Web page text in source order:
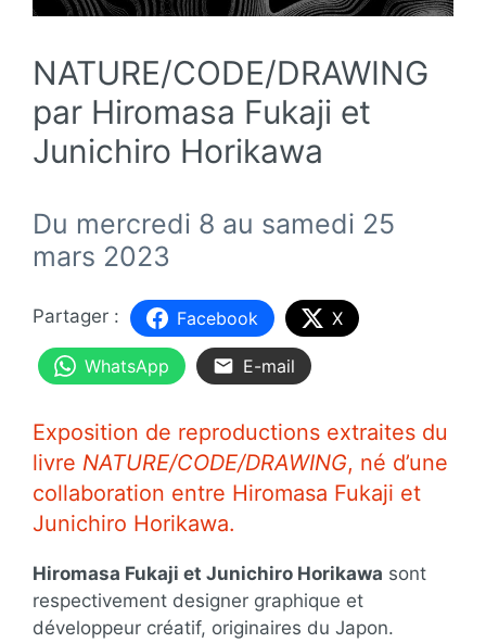
NATURE/CODE/DRAWING
par Hiromasa Fukaji et
Junichiro Horikawa
Du mercredi 8 au samedi 25
mars 2023
Facebook X
WhatsApp E-mail
Exposition de reproductions extraites du
livre NATURE/CODE/DRAWING, né d’une
collaboration entre Hiromasa Fukaji et
Junichiro Horikawa.
Hiromasa Fukaji et Junichiro Horikawa sont
respectivement designer graphique et
développeur créatif, originaires du Japon.